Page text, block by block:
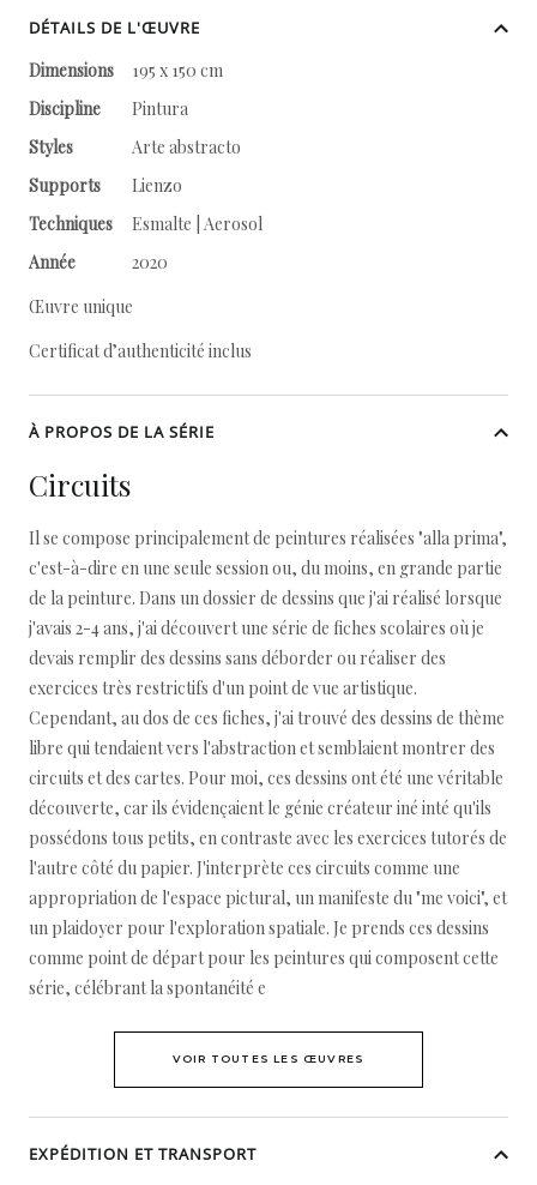
DÉTAILS DE L'ŒUVRE
Dimensions
195 x 150 cm
Discipline
Pintura
Styles
Arte abstracto
Supports
Lienzo
Techniques
Esmalte | Aerosol
Année
2020
Œuvre unique
Certificat d’authenticité inclus
À PROPOS DE LA SÉRIE
Circuits
Il se compose principalement de peintures réalisées "alla prima",
c'est-à-dire en une seule session ou, du moins, en grande partie
de la peinture. Dans un dossier de dessins que j'ai réalisé lorsque
j'avais 2-4 ans, j'ai découvert une série de fiches scolaires où je
devais remplir des dessins sans déborder ou réaliser des
exercices très restrictifs d'un point de vue artistique.
Cependant, au dos de ces fiches, j'ai trouvé des dessins de thème
libre qui tendaient vers l'abstraction et semblaient montrer des
circuits et des cartes. Pour moi, ces dessins ont été une véritable
découverte, car ils évidençaient le génie créateur iné inté qu'ils
possédons tous petits, en contraste avec les exercices tutorés de
l'autre côté du papier. J'interprète ces circuits comme une
appropriation de l'espace pictural, un manifeste du "me voici", et
un plaidoyer pour l'exploration spatiale. Je prends ces dessins
comme point de départ pour les peintures qui composent cette
série, célébrant la spontanéité e
VOIR TOUTES LES ŒUVRES
EXPÉDITION ET TRANSPORT